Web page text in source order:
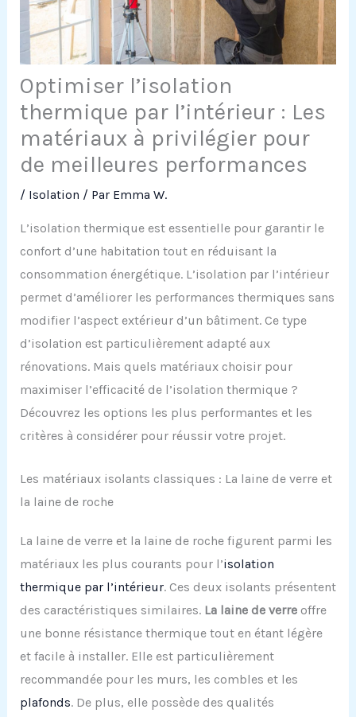
Optimiser l’isolation
thermique par l’intérieur : Les
matériaux à privilégier pour
de meilleures performances
/ Isolation / Par Emma W.
L’isolation thermique est essentielle pour garantir le
confort d’une habitation tout en réduisant la
consommation énergétique. L’isolation par l’intérieur
permet d’améliorer les performances thermiques sans
modifier l’aspect extérieur d’un bâtiment. Ce type
d’isolation est particulièrement adapté aux
rénovations. Mais quels matériaux choisir pour
maximiser l’efficacité de l’isolation thermique ?
Découvrez les options les plus performantes et les
critères à considérer pour réussir votre projet.
Les matériaux isolants classiques : La laine de verre et
la laine de roche
La laine de verre et la laine de roche figurent parmi les
matériaux les plus courants pour l’isolation
thermique par l’intérieur. Ces deux isolants présentent
des caractéristiques similaires. La laine de verreoffre
une bonne résistance thermique tout en étant légère
et facile à installer. Elle est particulièrement
recommandée pour les murs, les combles et les
plafonds. De plus, elle possède des qualités